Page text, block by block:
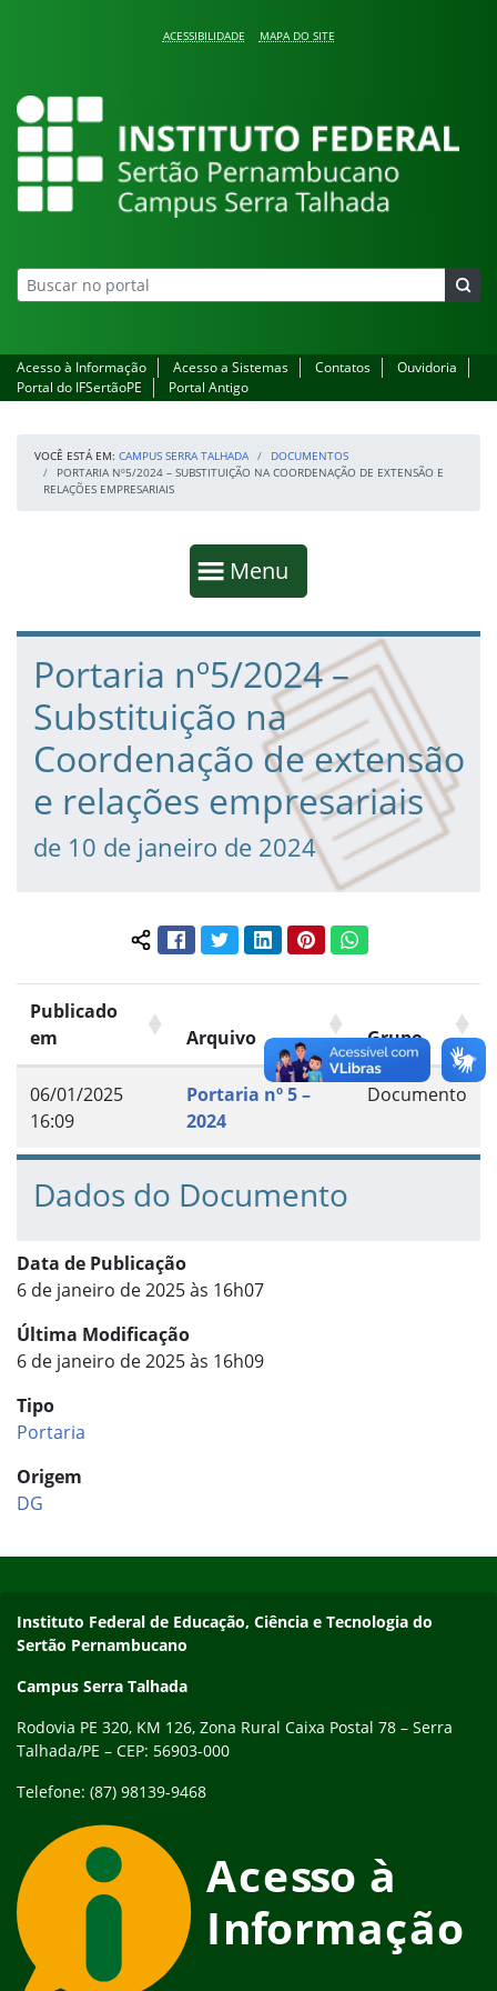
ACESSIBILIDADE MAPA DO SITE
Campus Serra Talhada
Acesso à Informação Acesso a Sistemas Contatos
Ouvidoria
Portal do IFSertãoPE
Portal Antigo
VOCÊ ESTÁ EM: CAMPUS SERRA TALHADA
DOCUMENTOS
PORTARIA Nº5/2024 – SUBSTITUIÇÃO NA COORDENAÇÃO DE EXTENSÃO E
RELAÇÕES EMPRESARIAIS
Mostrar
Menu
Fim da navegação
Início do conteúdo
Portaria nº5/2024 –
Substituição na
Coordenação de extensão
e relações empresariais
de 10 de janeiro de 2024
Compartilhar conteúdo:
FacebookTwitterLinkedInPinterestWhatsApp
Publicado
em
Arquivo Grupo
06/01/2025
16:09
Portaria nº 5 –
2024
Documento
Dados do Documento
Data de Publicação
6 de janeiro de 2025 às 16h07
Última Modificação
6 de janeiro de 2025 às 16h09
Tipo
Portaria
Origem
DG
Endereço
Instituto Federal de Educação, Ciência e Tecnologia do
Sertão Pernambucano
Campus Serra Talhada
Rodovia PE 320, KM 126, Zona Rural Caixa Postal 78 – Serra
Talhada/PE – CEP: 56903-000
Telefone: (87) 98139-9468